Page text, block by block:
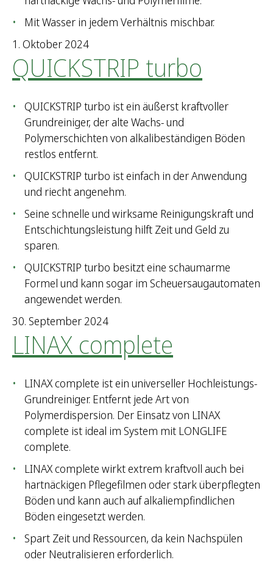
Mit Wasser in jedem Verhältnis mischbar.
1. Oktober 2024
QUICKSTRIP turbo
QUICKSTRIP turbo ist ein äußerst kraftvoller
Grundreiniger, der alte Wachs- und
Polymerschichten von alkalibeständigen Böden
restlos entfernt.
QUICKSTRIP turbo ist einfach in der Anwendung
und riecht angenehm.
Seine schnelle und wirksame Reinigungskraft und
Entschichtungsleistung hilft Zeit und Geld zu
sparen.
QUICKSTRIP turbo besitzt eine schaumarme
Formel und kann sogar im Scheuersaugautomaten
angewendet werden.
30. September 2024
LINAX complete
LINAX complete ist ein universeller Hochleistungs-
Grundreiniger. Entfernt jede Art von
Polymerdispersion. Der Einsatz von LINAX
complete ist ideal im System mit LONGLIFE
complete.
LINAX complete wirkt extrem kraftvoll auch bei
hartnäckigen Pflegefilmen oder stark überpflegten
Böden und kann auch auf alkaliempfindlichen
Böden eingesetzt werden.
Spart Zeit und Ressourcen, da kein Nachspülen
oder Neutralisieren erforderlich.